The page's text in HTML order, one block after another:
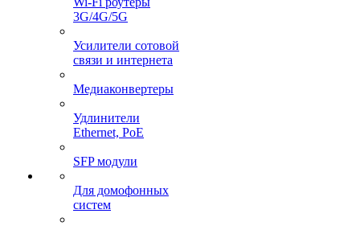
3G/4G/5G
Усилители сотовой
связи и интернета
Медиаконвертеры
Удлинители
Ethernet, PoE
SFP модули
Для домофонных
систем